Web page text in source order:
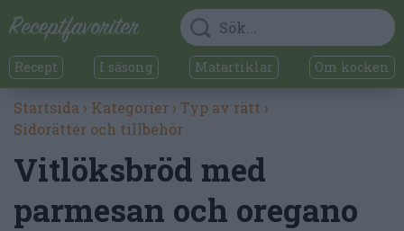
Recept I säsong Matartiklar Om kocken
Startsida › Kategorier › Typ av rätt ›
Sidorätter och tillbehör
Vitlöksbröd med
parmesan och oregano